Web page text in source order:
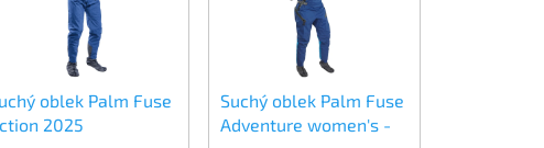
oblek Palm Fuse
2025
Suchý oblek Palm Fuse
Adventure women's -